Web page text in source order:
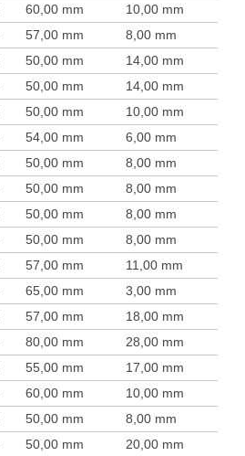
60,00 mm 10,00 mm
57,00 mm 8,00 mm
50,00 mm 14,00 mm
50,00 mm 14,00 mm
50,00 mm 10,00 mm
54,00 mm 6,00 mm
50,00 mm 8,00 mm
50,00 mm 8,00 mm
50,00 mm 8,00 mm
50,00 mm 8,00 mm
57,00 mm 11,00 mm
65,00 mm 3,00 mm
57,00 mm 18,00 mm
80,00 mm 28,00 mm
55,00 mm 17,00 mm
60,00 mm 10,00 mm
50,00 mm 8,00 mm
50,00 mm 20,00 mm